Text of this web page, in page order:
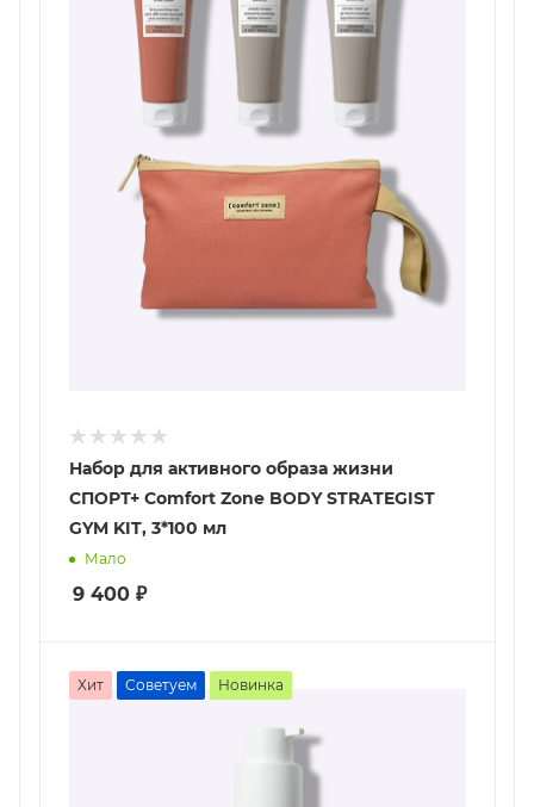
Набор для активного образа жизни
СПОРТ+ Comfort Zone BODY STRATEGIST
GYM KIT, 3*100 мл
Мало
9 400 ₽
Хит Советуем Новинка